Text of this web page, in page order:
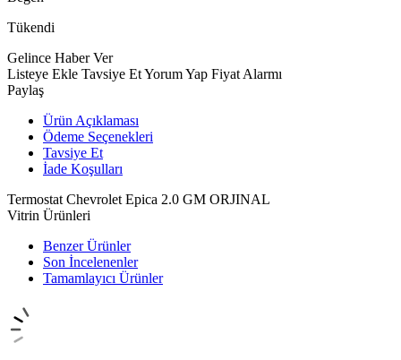
Tükendi
Gelince Haber Ver
Listeye Ekle Tavsiye EtYorum Yap Fiyat Alarmı
Paylaş
Ürün Açıklaması
Ödeme Seçenekleri
Tavsiye Et
İade Koşulları
Termostat Chevrolet Epica 2.0 GM ORJINAL
Vitrin Ürünleri
Benzer Ürünler
Son İncelenenler
Tamamlayıcı Ürünler